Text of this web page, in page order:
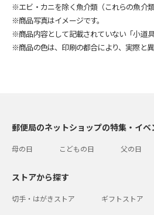
※エビ・カニを除く魚介類（これらの魚介
※商品写真はイメージです。
※商品内容として記載されていない「小道
※商品の色は、印刷の都合により、実際と異
郵便局のネットショップの特集・イベ
母の日 こどもの日 父の日
ストアから探す
切手・はがきストア ギフトストア